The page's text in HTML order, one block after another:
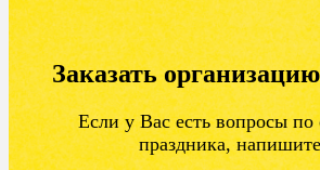
Заказать
Если у Вас есть вопросы по
праздника,